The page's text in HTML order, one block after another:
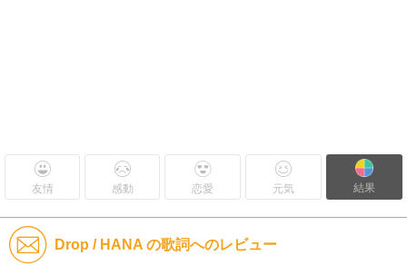
友情 感動 恋愛 元気 結果
Drop / HANA の歌詞へのレビュー